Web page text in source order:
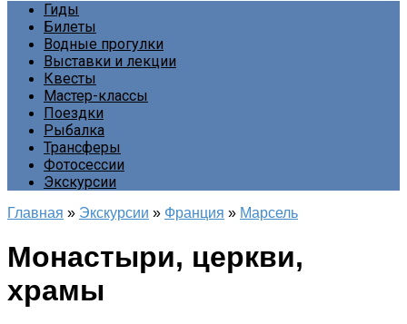
Гиды
Билеты
Водные прогулки
Выставки и лекции
Квесты
Мастер-классы
Поездки
Рыбалка
Трансферы
Фотосессии
Экскурсии
Главная » Экскурсии » Франция » Марсель
Монастыри, церкви,
храмы